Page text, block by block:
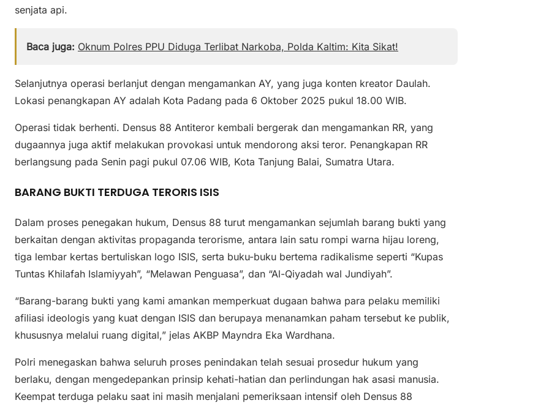
senjata api.
Baca juga: Oknum Polres PPU Diduga Terlibat Narkoba, Polda Kaltim: Kita Sikat!
Selanjutnya operasi berlanjut dengan mengamankan AY, yang juga konten kreator Daulah.
Lokasi penangkapan AY adalah Kota Padang pada 6 Oktober 2025 pukul 18.00 WIB.
Operasi tidak berhenti. Densus 88 Antiteror kembali bergerak dan mengamankan RR, yang
dugaannya juga aktif melakukan provokasi untuk mendorong aksi teror. Penangkapan RR
berlangsung pada Senin pagi pukul 07.06 WIB, Kota Tanjung Balai, Sumatra Utara.
BARANG BUKTI TERDUGA TERORIS ISIS
Dalam proses penegakan hukum, Densus 88 turut mengamankan sejumlah barang bukti yang
berkaitan dengan aktivitas propaganda terorisme, antara lain satu rompi warna hijau loreng,
tiga lembar kertas bertuliskan logo ISIS, serta buku-buku bertema radikalisme seperti “Kupas
Tuntas Khilafah Islamiyyah”, “Melawan Penguasa”, dan “Al-Qiyadah wal Jundiyah”.
“Barang-barang bukti yang kami amankan memperkuat dugaan bahwa para pelaku memiliki
afiliasi ideologis yang kuat dengan ISIS dan berupaya menanamkan paham tersebut ke publik,
khususnya melalui ruang digital,” jelas AKBP Mayndra Eka Wardhana.
Polri menegaskan bahwa seluruh proses penindakan telah sesuai prosedur hukum yang
berlaku, dengan mengedepankan prinsip kehati-hatian dan perlindungan hak asasi manusia.
Keempat terduga pelaku saat ini masih menjalani pemeriksaan intensif oleh Densus 88